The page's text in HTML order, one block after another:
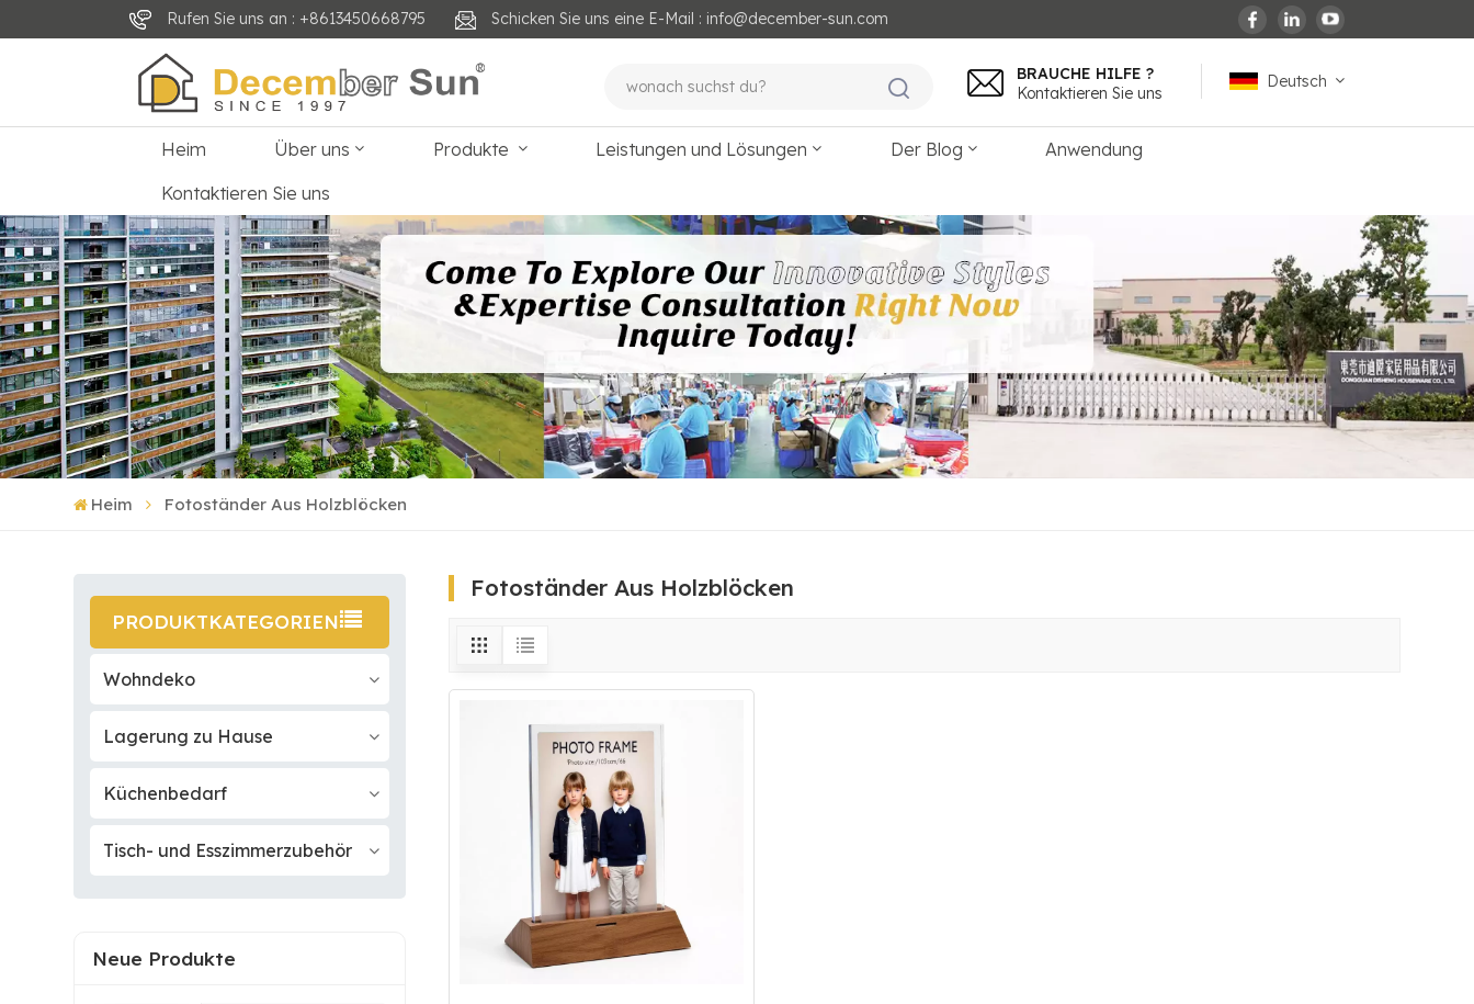
Rufen Sie uns an : +8613450668795 Schicken Sie uns eine E-Mail : info@december-sun.com
Deutsch
français
Deutsch
العربية
BRAUCHE HILFE ?
Kontaktieren Sie uns
Heim Über uns Produkte Leistungen und Lösungen Der Blog
Anwendung
Kontaktieren Sie uns
Heim Fotoständer Aus Holzblöcken
PRODUKTKATEGORIEN
Wohndeko
Lagerung zu Hause
Küchenbedarf
Tisch- und Esszimmerzubehör
Neue Produkte
Fotoständer Aus Holzblöcken